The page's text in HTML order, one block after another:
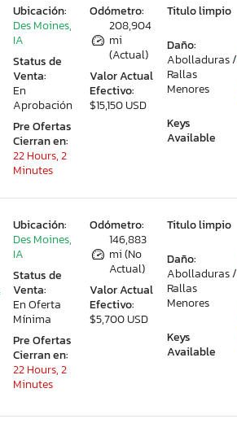
Odómetro:
208,904
mi
(Actual)
Valor Actual
Efectivo:
$15,150 USD
Titulo limpio
Daño:
Abolladuras /
Rallas
Menores
Keys
Available
Ubicación:
Des Moines,
IA
Status de
Venta:
En
Aprobación
Pre Ofertas
Cierran en:
22 Hours, 2
Minutes
Odómetro:
146,883
mi (No
Actual)
Valor Actual
Efectivo:
$5,700 USD
Titulo limpio
Daño:
Abolladuras /
Rallas
Menores
Keys
Available
Ubicación:
Des Moines,
IA
Status de
Venta:
En Oferta
Mínima
Pre Ofertas
Cierran en:
22 Hours, 2
Minutes